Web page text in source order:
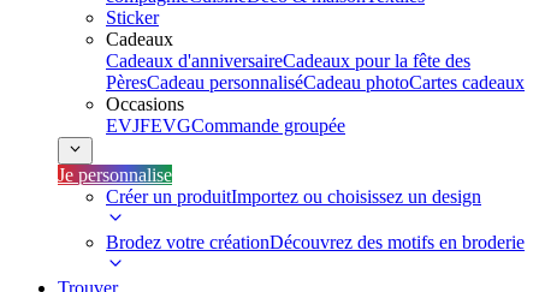
Sticker
Cadeaux
Cadeaux d'anniversaireCadeaux pour la fête des
PèresCadeau personnaliséCadeau photoCartes cadeaux
Occasions
EVJFEVGCommande groupée
Je personnalise
Créer un produitImportez ou choisissez un design
Brodez votre créationDécouvrez des motifs en broderie
Trouver